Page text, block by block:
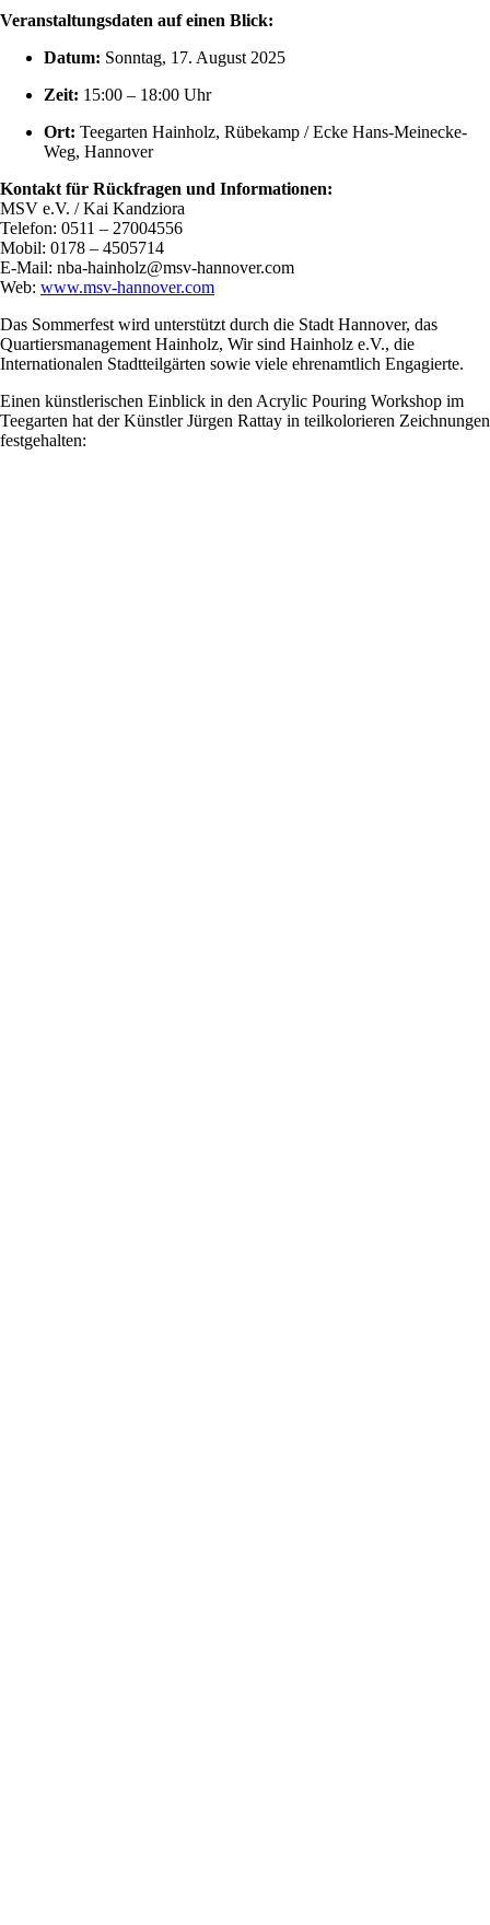
Veranstaltungsdaten auf einen Blick:
Datum: Sonntag, 17. August 2025
Zeit: 15:00 – 18:00 Uhr
Ort: Teegarten Hainholz, Rübekamp / Ecke Hans-Meinecke-
Weg, Hannover
Kontakt für Rückfragen und Informationen:
MSV e.V. / Kai Kandziora
Telefon: 0511 – 27004556
Mobil: 0178 – 4505714
E-Mail: nba-hainholz@msv-hannover.com
Web: www.msv-hannover.com
Das Sommerfest wird unterstützt durch die Stadt Hannover, das
Quartiersmanagement Hainholz, Wir sind Hainholz e.V., die
Internationalen Stadtteilgärten sowie viele ehrenamtlich Engagierte.
Einen künstlerischen Einblick in den Acrylic Pouring Workshop im
Teegarten hat der Künstler Jürgen Rattay in teilkolorieren Zeichnungen
festgehalten: